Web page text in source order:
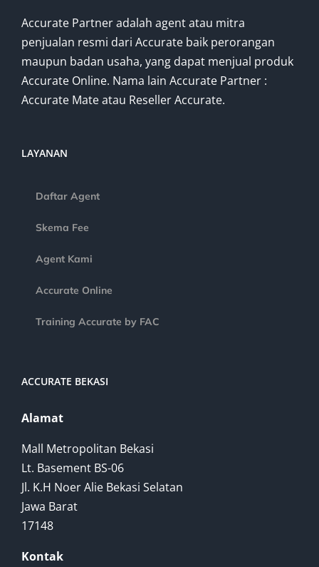
Accurate Partner adalah agent atau mitra
penjualan resmi dari Accurate baik perorangan
maupun badan usaha, yang dapat menjual produk
Accurate Online. Nama lain Accurate Partner :
Accurate Mate atau Reseller Accurate.
LAYANAN
Daftar Agent
Skema Fee
Agent Kami
Accurate Online
Training Accurate by FAC
ACCURATE BEKASI
Alamat
Mall Metropolitan Bekasi
Lt. Basement BS-06
Jl. K.H Noer Alie Bekasi Selatan
Jawa Barat
17148
Kontak